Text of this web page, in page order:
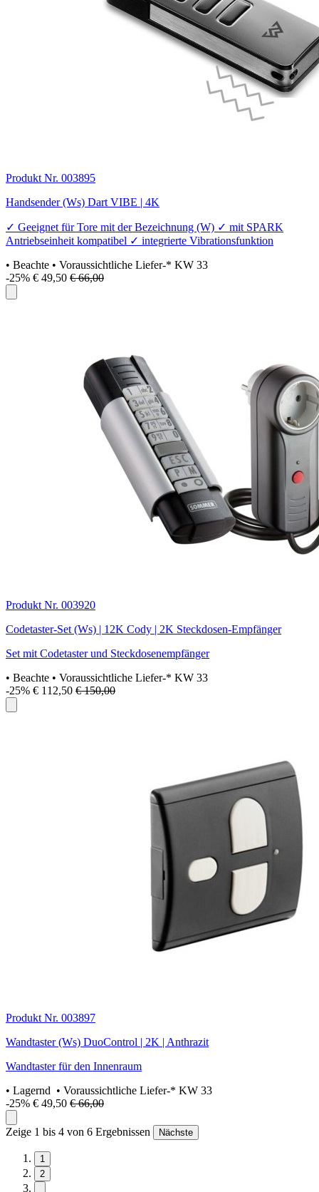
Produkt Nr. 003895
Handsender (Ws) Dart VIBE | 4K
✓ Geeignet für Tore mit der Bezeichnung (W) ✓ mit SPARK
Antriebseinheit kompatibel ✓ integrierte Vibrationsfunktion
• Beachte • Voraussichtliche Liefer-* KW 33
-25% € 49,50 € 66,00
Produkt Nr. 003920
Codetaster-Set (Ws) | 12K Cody | 2K Steckdosen-Empfänger
Set mit Codetaster und Steckdosenempfänger
• Beachte • Voraussichtliche Liefer-* KW 33
-25% € 112,50 € 150,00
Produkt Nr. 003897
Wandtaster (Ws) DuoControl | 2K | Anthrazit
Wandtaster für den Innenraum
• Lagernd • Voraussichtliche Liefer-* KW 33
-25% € 49,50 € 66,00
Zeige 1 bis 4 von 6 Ergebnissen Nächste
1
2